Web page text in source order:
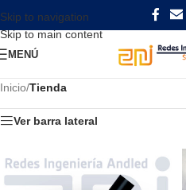
Skip to navigation
Skip to main content
MENÚ
Inicio/Tienda
Ver barra lateral